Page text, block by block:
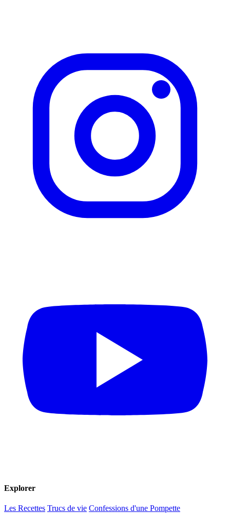
Explorer
Les Recettes Trucs de vie Confessions d'une Pompette